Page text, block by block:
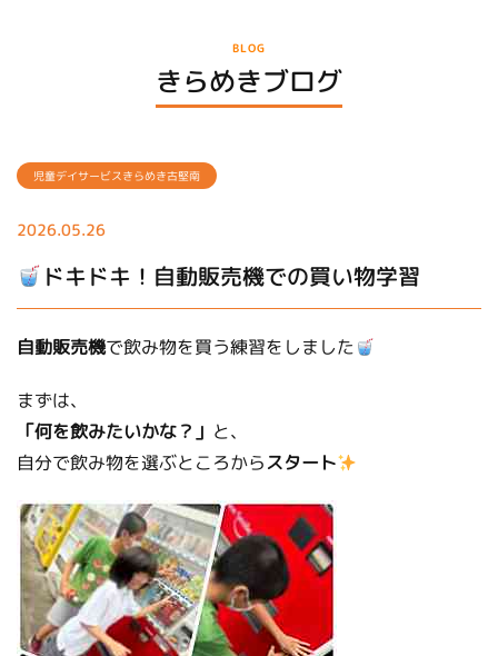
BLOG
きらめきブログ
児童デイサービスきらめき古堅南
2026.05.26
ドキドキ！自動販売機での買い物学習
自動販売機で飲み物を買う練習をしました
まずは、
「何を飲みたいかな？」 と、
自分で飲み物を選ぶところからスタート